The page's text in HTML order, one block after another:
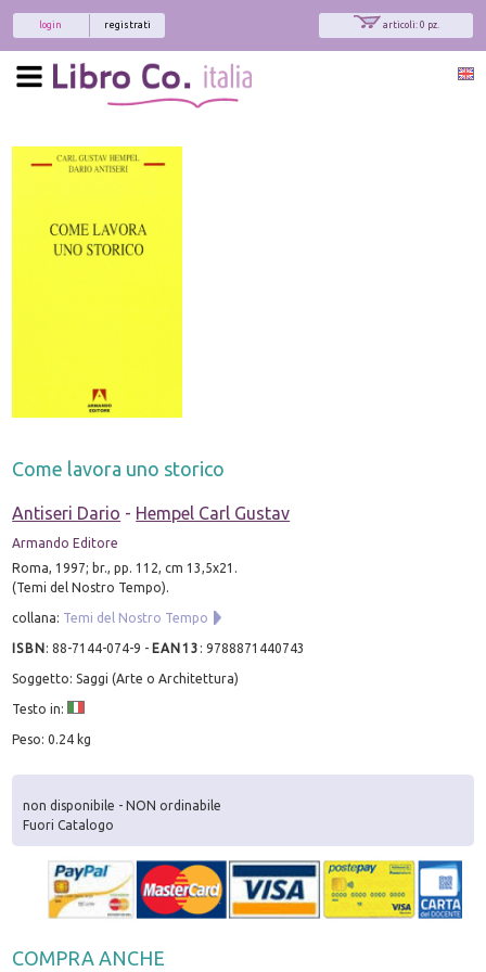
articoli: 0 pz.
registrati
login
Come lavora uno storico
Antiseri Dario - Hempel Carl Gustav
Armando Editore
Roma, 1997; br., pp. 112, cm 13,5x21.
(Temi del Nostro Tempo).
collana: Temi del Nostro Tempo
ISBN:88-7144-074-9 - EAN13 :9788871440743
Soggetto: Saggi (Arte o Architettura)
Testo in:
Peso: 0.24 kg
non disponibile - NON ordinabile
Fuori Catalogo
COMPRA ANCHE